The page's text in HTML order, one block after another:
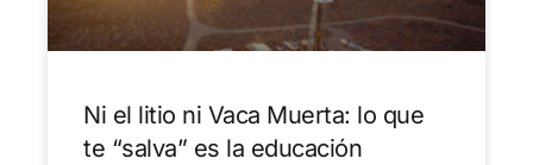
Ni el litio ni Vaca Muerta: lo que
te “salva” es la educación